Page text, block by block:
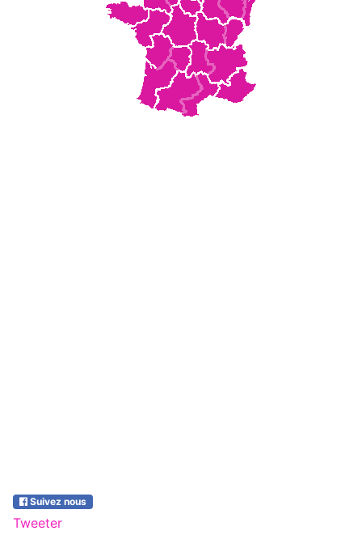
Suivez nous
Tweeter